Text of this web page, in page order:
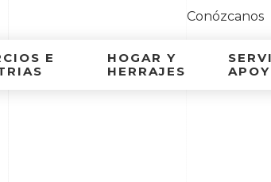
Conózcanos
E
HOGAR Y
HERRAJES